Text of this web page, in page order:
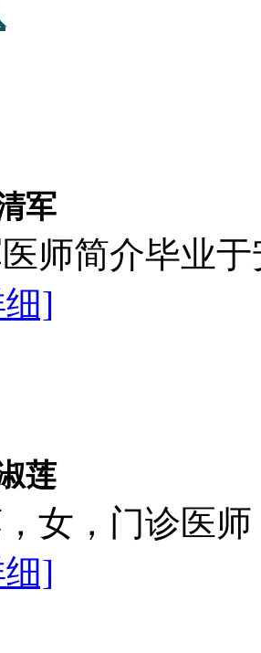
军
师简介毕业
]
莲
女，门诊医
]